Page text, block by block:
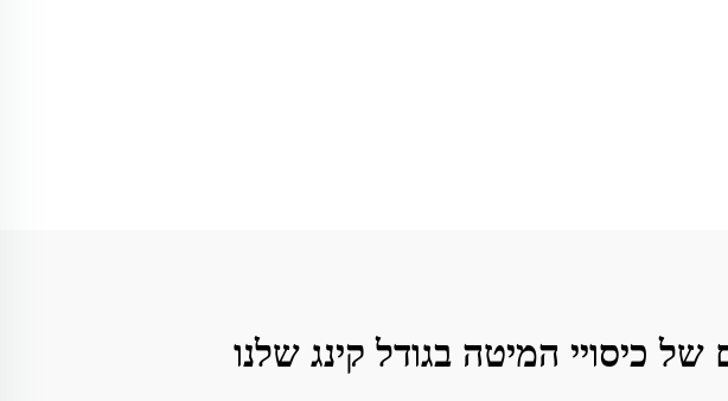
כיסויי המיטה בגודל קינג שלנו